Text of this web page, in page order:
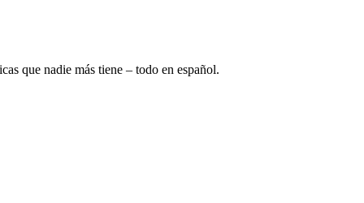
que nadie más tiene – todo en español.